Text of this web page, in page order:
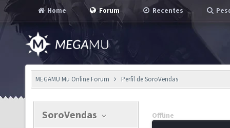
Home Forum Recentes
MEGAMU Mu Online Forum Perfil de SoroVendas
SoroVendas
Offline